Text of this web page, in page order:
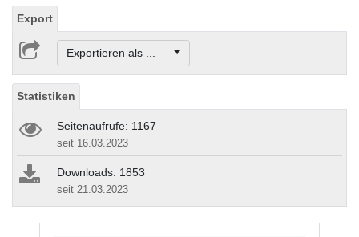
Export
Exportieren als ...
Statistiken
Seitenaufrufe: 1167
seit 16.03.2023
Downloads: 1853
seit 21.03.2023